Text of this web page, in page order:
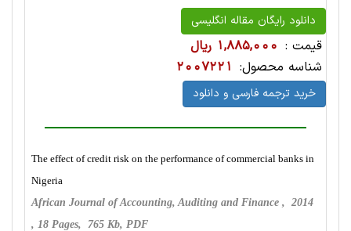
دانلود رایگان مقاله انگلیسی
قیمت : 1,885,000 ریال
شناسه محصول: 2007221
خرید ترجمه فارسی و دانلود
The effect of credit risk on the performance of commercial banks in
Nigeria
African Journal of Accounting, Auditing and Finance , 2014
, 18 Pages, 765 Kb, PDF